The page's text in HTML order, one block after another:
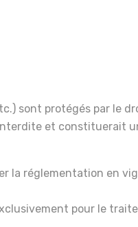
sont protégés par le
et constituerait
la réglementation en
pour le